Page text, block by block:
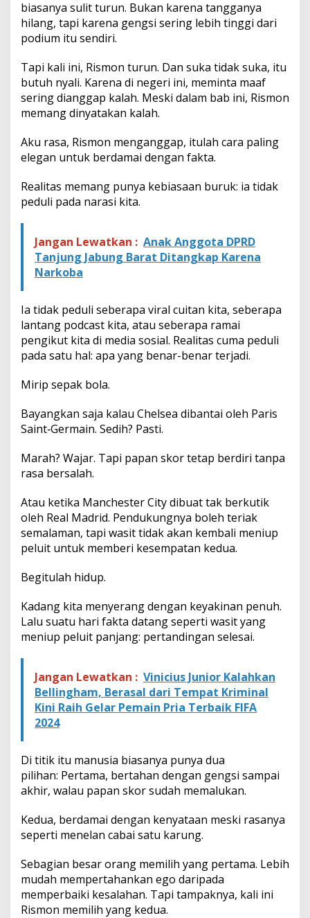
biasanya sulit turun. Bukan karena tangganya
hilang, tapi karena gengsi sering lebih tinggi dari
podium itu sendiri.
Tapi kali ini, Rismon turun. Dan suka tidak suka, itu
butuh nyali. Karena di negeri ini, meminta maaf
sering dianggap kalah. Meski dalam bab ini, Rismon
memang dinyatakan kalah.
Aku rasa, Rismon menganggap, itulah cara paling
elegan untuk berdamai dengan fakta.
Realitas memang punya kebiasaan buruk: ia tidak
peduli pada narasi kita.
Jangan Lewatkan : Anak Anggota DPRD
Tanjung Jabung Barat Ditangkap Karena
Narkoba
Ia tidak peduli seberapa viral cuitan kita, seberapa
lantang podcast kita, atau seberapa ramai
pengikut kita di media sosial. Realitas cuma peduli
pada satu hal: apa yang benar-benar terjadi.
Mirip sepak bola.
Bayangkan saja kalau Chelsea dibantai oleh Paris
Saint‑Germain. Sedih? Pasti.
Marah? Wajar. Tapi papan skor tetap berdiri tanpa
rasa bersalah.
Atau ketika Manchester City dibuat tak berkutik
oleh Real Madrid. Pendukungnya boleh teriak
semalaman, tapi wasit tidak akan kembali meniup
peluit untuk memberi kesempatan kedua.
Begitulah hidup.
Kadang kita menyerang dengan keyakinan penuh.
Lalu suatu hari fakta datang seperti wasit yang
meniup peluit panjang: pertandingan selesai.
Jangan Lewatkan : Vinicius Junior Kalahkan
Bellingham, Berasal dari Tempat Kriminal
Kini Raih Gelar Pemain Pria Terbaik FIFA
2024
Di titik itu manusia biasanya punya dua
pilihan: Pertama, bertahan dengan gengsi sampai
akhir, walau papan skor sudah memalukan.
Kedua, berdamai dengan kenyataan meski rasanya
seperti menelan cabai satu karung.
Sebagian besar orang memilih yang pertama. Lebih
mudah mempertahankan ego daripada
memperbaiki kesalahan. Tapi tampaknya, kali ini
Rismon memilih yang kedua.